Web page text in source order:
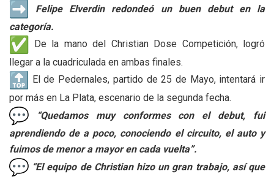
Felipe Elverdin redondeó un buen debut en la
categoría.
De la mano del Christian Dose Competición, logró
llegar a la cuadriculada en ambas finales.
El de Pedernales, partido de 25 de Mayo, intentará ir
por más en La Plata, escenario de la segunda fecha.
“Quedamos muy conformes con el debut, fui
aprendiendo de a poco, conociendo el circuito, el auto y
fuimos de menor a mayor en cada vuelta”.
“El equipo de Christian hizo un gran trabajo, así que